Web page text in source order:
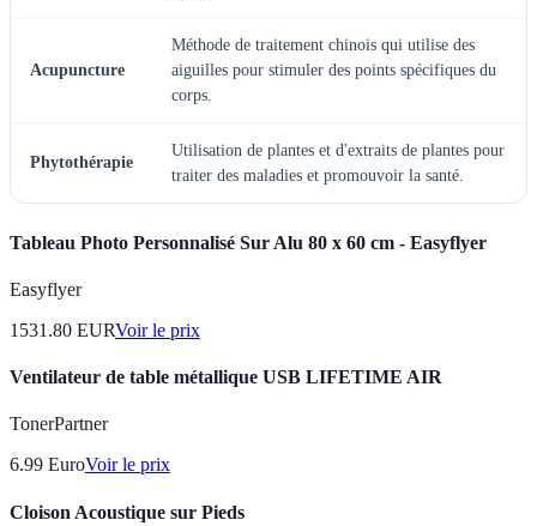
Acupuncture
Méthode de traitement chinois qui utilise des
aiguilles pour stimuler des points spécifiques du
corps.
Phytothérapie
Utilisation de plantes et d'extraits de plantes pour
traiter des maladies et promouvoir la santé.
Tableau Photo Personnalisé Sur Alu 80 x 60 cm - Easyflyer
Easyflyer
1531.80 EURVoir le prix
Ventilateur de table métallique USB LIFETIME AIR
TonerPartner
6.99 EuroVoir le prix
Cloison Acoustique sur Pieds